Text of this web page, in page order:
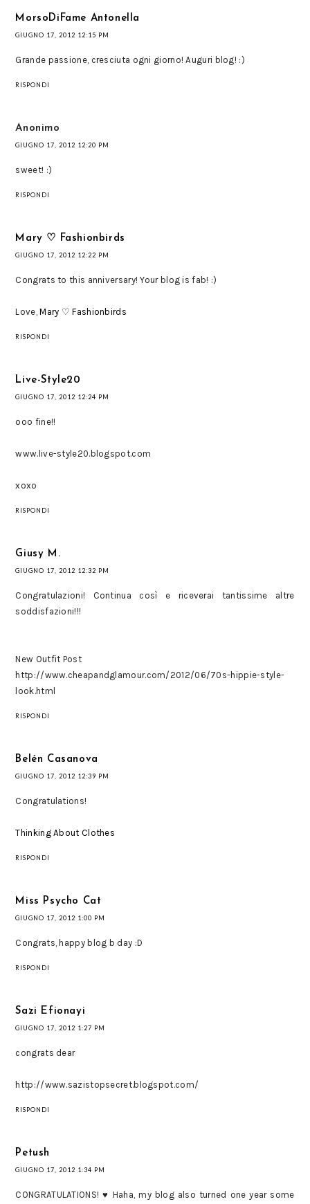
MorsoDiFame Antonella
GIUGNO 17, 2012 12:15 PM
Grande passione, cresciuta ogni giorno! Auguri blog! :)
RISPONDI
Anonimo
GIUGNO 17, 2012 12:20 PM
sweet! :)
RISPONDI
Mary ♡ Fashionbirds
GIUGNO 17, 2012 12:22 PM
Congrats to this anniversary! Your blog is fab! :)
Love,Mary ♡ Fashionbirds
RISPONDI
Live-Style20
GIUGNO 17, 2012 12:24 PM
ooo fine!!
www.live-style20.blogspot.com
xoxo
RISPONDI
Giusy M.
GIUGNO 17, 2012 12:32 PM
Congratulazioni! Continua così e riceverai tantissime altre
soddisfazioni!!!
New Outfit Post
http://www.cheapandglamour.com/2012/06/70s-hippie-style-
look.html
RISPONDI
Belén Casanova
GIUGNO 17, 2012 12:39 PM
Congratulations!
Thinking About Clothes
RISPONDI
Miss Psycho Cat
GIUGNO 17, 2012 1:00 PM
Congrats, happy blog b day :D
RISPONDI
Sazi Efionayi
GIUGNO 17, 2012 1:27 PM
congrats dear
http://www.sazistopsecret.blogspot.com/
RISPONDI
Petush
GIUGNO 17, 2012 1:34 PM
CONGRATULATIONS! ♥ Haha, my blog also turned one year some